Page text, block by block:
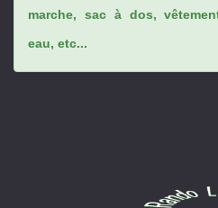
marche, sac à dos,
eau, etc...